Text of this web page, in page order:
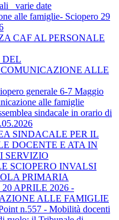
varie date
alle famiglie- Sciopero 29
CAF AL PERSONALE
DEL
ALLE
generale 6-7 Maggio
alle famiglie
sindacale in orario di
SINDACALE PER IL
DOCENTE E ATA IN
SERVIZIO
SCIOPERO INVALSI
PRIMARIA
20 APRILE 2026 -
ALLE FAMIGLIE
n.557 - Mobilità docenti